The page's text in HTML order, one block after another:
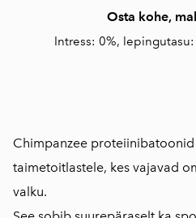
Osta kohe,
Intress: 0%,
Chimpanzee
taimetoitlastele, kes vajavad
valku.